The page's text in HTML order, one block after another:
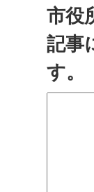
市役
記事
す。